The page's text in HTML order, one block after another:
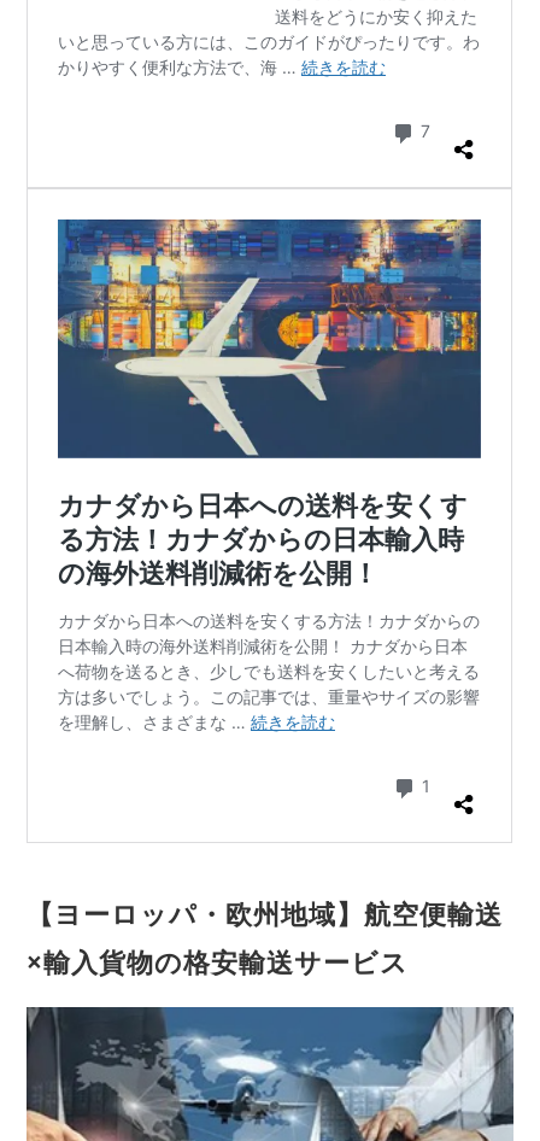
【ヨーロッパ・欧州地域】航空便輸送
×輸入貨物の格安輸送サービス